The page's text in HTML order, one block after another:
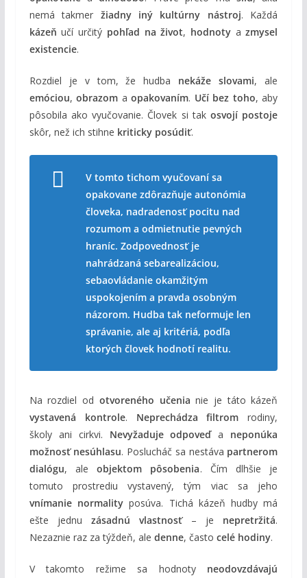
nemá takmer žiadny iný kultúrny nástroj. Každá
kázeň učí určitý pohľad na život, hodnotyazmysel
existencie.
Rozdiel je v tom, že hudba nekáže slovami, ale
emóciou,obrazom aopakovaním. Učí bez toho, aby
pôsobila ako vyučovanie. Človek si takosvojí postoje
skôr, než ich stihne kriticky posúdiť.
V tomto tichom vyučovaní sa
opakovane zdôrazňuje autonómia
človeka, nadradenosť pocitu nad
rozumom a odmietnutie pevných
hraníc. Zodpovednosť je
nahrádzaná sebarealizáciou,
sebaovládanie okamžitým
uspokojením a pravda osobným
názorom. Hudba tak neformuje len
správanie, ale aj kritériá, podľa
ktorých človek hodnotí realitu.
Na rozdiel od otvoreného učenia nie je táto kázeň
vystavená kontrole. Neprechádza filtrom rodiny,
školy ani cirkvi. Nevyžaduje odpoveďa neponúka
možnosť nesúhlasu. Poslucháč sa nestáva partnerom
dialógu, aleobjektom pôsobenia. Čím dlhšie je
tomuto prostrediu vystavený, tým viac sa jeho
vnímanie normalityposúva. Tichá kázeň hudby má
ešte jednu zásadnú vlastnosť– je nepretržitá.
Nezaznie raz za týždeň, ale denne, často celé hodiny.
V takomto režime sa hodnoty neodovzdávajú